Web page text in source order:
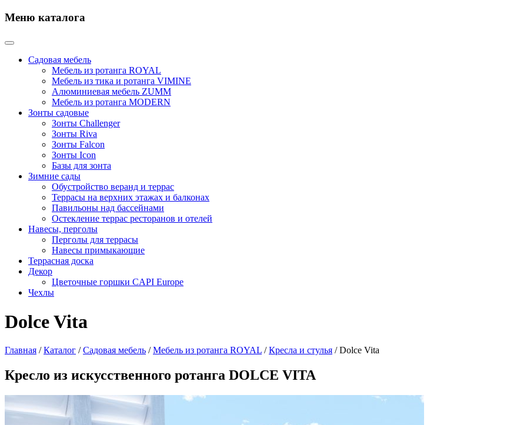
Меню каталога
Садовая мебель
Мебель из ротанга ROYAL
Мебель из тика и ротанга VIMINE
Алюминиевая мебель ZUMM
Мебель из ротанга MODERN
Зонты садовые
Зонты Challenger
Зонты Riva
Зонты Falcon
Зонты Icon
Базы для зонта
Зимние сады
Обустройство веранд и террас
Террасы на верхних этажах и балконах
Павильоны над бассейнами
Остекление террас ресторанов и отелей
Навесы, перголы
Перголы для террасы
Навесы примыкающие
Террасная доска
Декор
Цветочные горшки CAPI Europe
Чехлы
Dolce Vita
Главная /Каталог /Садовая мебель /Мебель из ротанга ROYAL /Кресла и стулья /Dolce Vita
Кресло из искусственного ротанга DOLCE VITA